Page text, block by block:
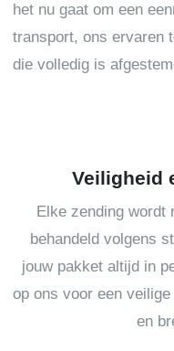
het nu gaat om een
transport, ons ervaren
die volledig is
Veiligheid
Elke zending wordt
behandeld volgens
jouw pakket altijd in
op ons voor een
en